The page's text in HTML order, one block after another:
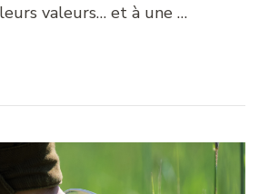
valeurs… et à une …